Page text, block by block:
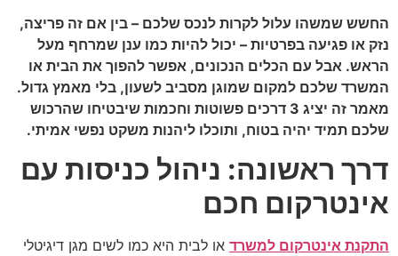
החשש שמשהו עלול לקרות לנכס שלכם – בין אם זה פריצה,
נזק או פגיעה בפרטיות – יכול להיות כמו ענן שמרחף מעל
הראש. אבל עם הכלים הנכונים, אפשר להפוך את הבית או
המשרד שלכם למקום שמוגן מסביב לשעון, בלי מאמץ גדול.
מאמר זה יציג 3 דרכים פשוטות וחכמות שיבטיחו שהרכוש
שלכם תמיד יהיה בטוח, ותוכלו ליהנות משקט נפשי אמיתי.
דרך ראשונה: ניהול כניסות עם
אינטרקום חכם
התקנת אינטרקום למשרד או לבית היא כמו לשים מגן דיגיטלי